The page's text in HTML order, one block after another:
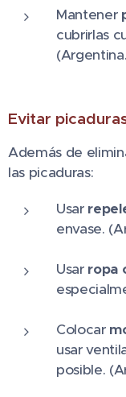
Mantener
cubrirlas
Evitar
Además de
las picaduras:
Usar
envase.
Usar ropa
Colocar
usar
posible.